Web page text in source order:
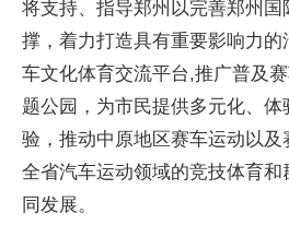
将支持、指导郑州以完善郑州
撑，着力打造具有重要影响力
车文化体育交流平台,推广普及
题公园，为市民提供多元化、
验，推动中原地区赛车运动以
全省汽车运动领域的竞技体育
同发展。